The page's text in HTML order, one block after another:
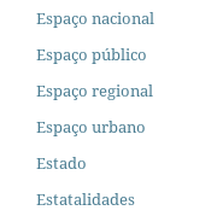
Espaço nacional
Espaço público
Espaço regional
Espaço urbano
Estado
Estatalidades